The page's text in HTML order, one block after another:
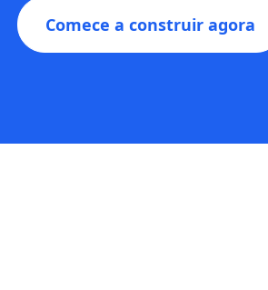
Comece a construir agora